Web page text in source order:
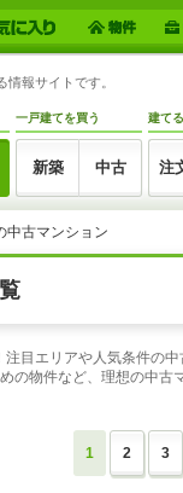
報サイトです。
一戸建てを買う
新築 中古
建てる
注
中古マンション
目エリアや人気条件の
の物件など、理想の中
1 2 3